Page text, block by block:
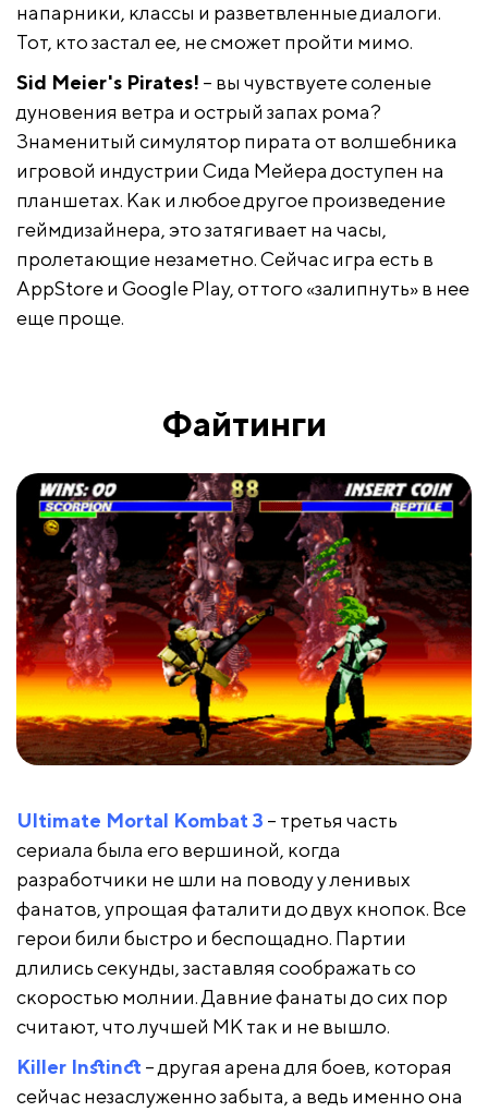
напарники, классы и разветвленные диалоги.
Тот, кто застал ее, не сможет пройти мимо.
Sid Meier's Pirates! – вы чувствуете соленые
дуновения ветра и острый запах рома?
Знаменитый симулятор пирата от волшебника
игровой индустрии Сида Мейера доступен на
планшетах. Как и любое другое произведение
геймдизайнера, это затягивает на часы,
пролетающие незаметно. Сейчас игра есть в
AppStore и Google Play, оттого «залипнуть» в нее
еще проще.
Файтинги
Ultimate Mortal Kombat 3 – третья часть
сериала была его вершиной, когда
разработчики не шли на поводу у ленивых
фанатов, упрощая фаталити до двух кнопок. Все
герои били быстро и беспощадно. Партии
длились секунды, заставляя соображать со
скоростью молнии. Давние фанаты до сих пор
считают, что лучшей MK так и не вышло.
Killer Instinct – другая арена для боев, которая
сейчас незаслуженно забыта, а ведь именно она